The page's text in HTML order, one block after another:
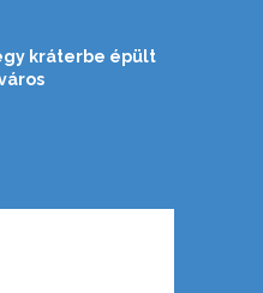
kráterbe épült